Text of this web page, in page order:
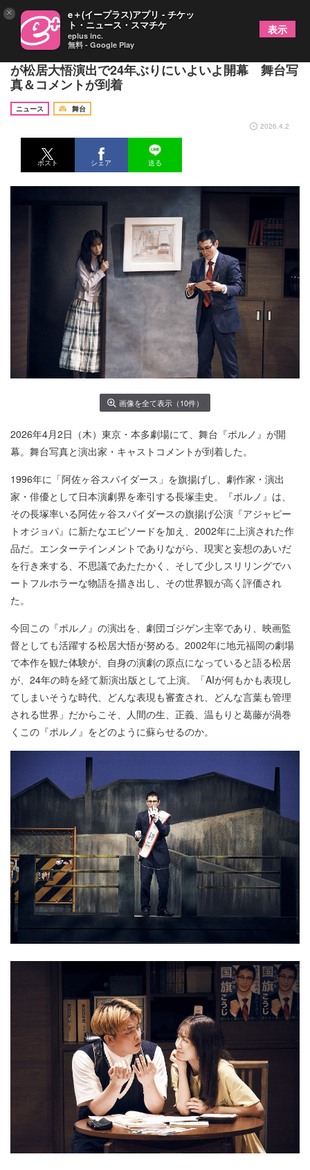
玉置玲央・前田敦子ら出演、長塚圭史作『ポルノ』
が松居大悟演出で24年ぶりにいよいよ開幕 舞台写
真＆コメントが到着
ニュース
舞台
2026.4.2
ポスト シェア 送る
画像を全て表示（10件）
2026年4月2日（木）東京・本多劇場にて、舞台『ポルノ』が開
幕。舞台写真と演出家・キャストコメントが到着した。
1996年に「阿佐ヶ谷スパイダース」を旗揚げし、劇作家・演出
家・俳優として日本演劇界を牽引する長塚圭史。『ポルノ』は、
その長塚率いる阿佐ヶ谷スパイダースの旗揚げ公演『アジャピー
トオジョパ』に新たなエピソードを加え、2002年に上演された作
品だ。エンターテインメントでありながら、現実と妄想のあいだ
を行き来する、不思議であたたかく、そして少しスリリングでハ
ートフルホラーな物語を描き出し、その世界観が高く評価され
た。
今回この『ポルノ』の演出を、劇団ゴジゲン主宰であり、映画監
督としても活躍する松居大悟が努める。2002年に地元福岡の劇場
で本作を観た体験が、自身の演劇の原点になっていると語る松居
が、24年の時を経て新演出版として上演。「AIが何もかも表現し
てしまいそうな時代、どんな表現も審査され、どんな言葉も管理
される世界」だからこそ、人間の生、正義、温もりと葛藤が渦巻
くこの『ポルノ』をどのように蘇らせるのか。
× e＋(イープラス)アプリ - チケッ
ト・ニュース・スマチケ
eplus inc.
無料 - Google Play
表示